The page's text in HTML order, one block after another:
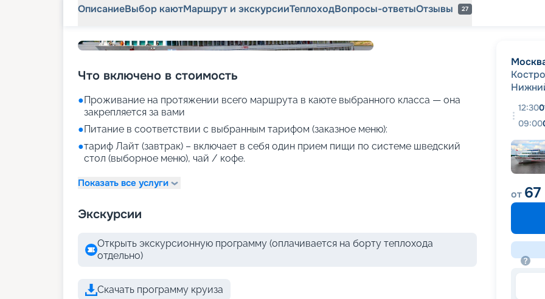
ОписаниеВыбор каютМаршрут и экскурсииТеплоходВопросы-ответыОтзывы 27
Что включено в стоимость
●Проживание на протяжении всего маршрута в каюте выбранного класса — она
закрепляется за вами
●Питание в соответствии с выбранным тарифом (заказное меню):
●тариф Лайт (завтрак) – включает в себя один прием пищи по системе шведский
стол (выборное меню), чай / кофе.
Показать все услуги
Экскурсии
Открыть экскурсионную программу (оплачивается на борту теплохода
отдельно)
Скачать программу круиза
12:30
09:00
от